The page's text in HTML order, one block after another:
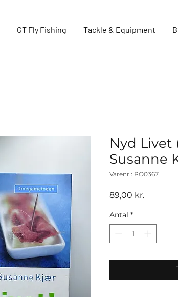
GT Fly Fishing Tackle & Equipment
Nyd Livet
Susanne
Varenr.: PO0367
89,00 kr.Pris
Antal *